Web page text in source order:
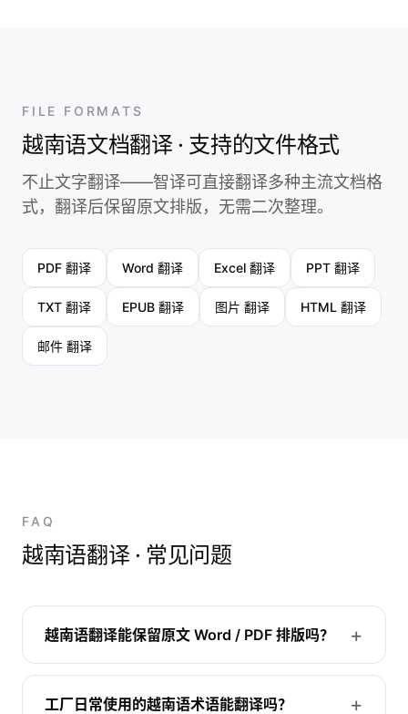
FILE FORMATS
越南语文档翻译 · 支持的文件格式
不止文字翻译——智译可直接翻译多种主流文档格
式，翻译后保留原文排版，无需二次整理。
PDF 翻译 Word 翻译 Excel 翻译 PPT 翻译
TXT 翻译 EPUB 翻译 图片 翻译 HTML 翻译
邮件 翻译
FAQ
越南语翻译 · 常见问题
越南语翻译能保留原文 Word / PDF 排版吗？
工厂日常使用的越南语术语能翻译吗？